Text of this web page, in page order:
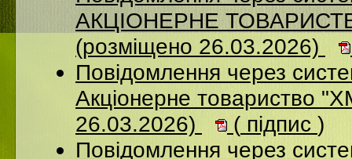
АКЦІОНЕРНЕ
(розміщено 26.03.2026)
Повідомлення через
Акціонерне
26.03.2026)
( підпис )
Повідомлення через